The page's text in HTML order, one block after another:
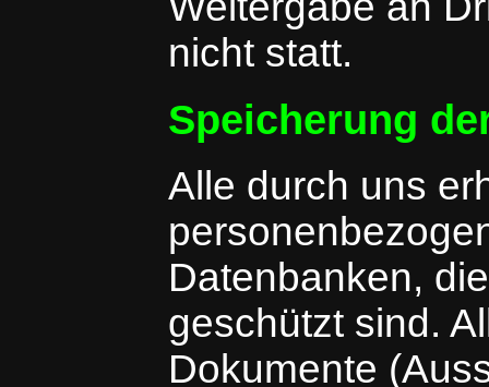
nicht statt.
Speicherung
Alle durch uns
Datenbanken,
geschützt sind.
Dokumente